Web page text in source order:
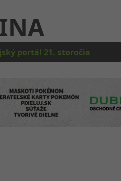
portál 21. storočia